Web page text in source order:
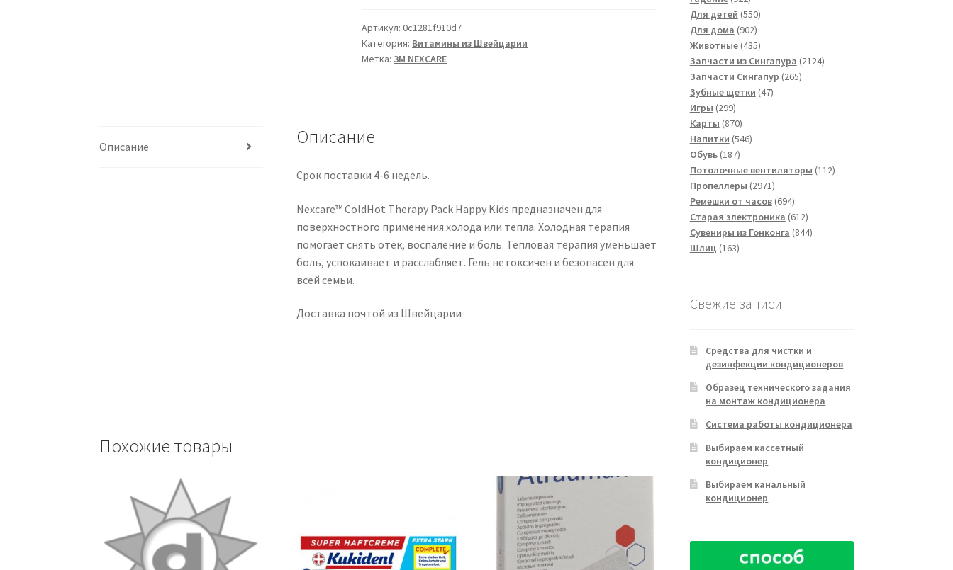
ColdHot
Therapy
Pack
2
Артикул:0c1281f910d7
Категория: Витамины из Швейцарии
Метка: 3M NEXCARE
Описание Описание
Срок поставки 4-6 недель.
Nexcare™ ColdHot Therapy Pack Happy Kids предназначен для
поверхностного применения холода или тепла. Холодная терапия
помогает снять отек, воспаление и боль. Тепловая терапия уменьшает
боль, успокаивает и расслабляет. Гель нетоксичен и безопасен для
всей семьи.
Доставка почтой из Швейцарии
Похожие товары
товара
Для детей 550550
Для дома 902902
товара
Животные 435435
товаров
Запчасти из Сингапура 21242124
Запчасти Сингапур 265265
Зубные щетки 4747
Игры 299299
товаров
Карты 870870
товаров
Напитки 546546
Обувь 187187
товаров
Потолочные вентиляторы 112112
Пропеллеры 29712971
товар
Ремешки от часов 694694
товара
Старая электроника 612612
товаров
Сувениры из Гонконга 844844
Шлиц 163163
Свежие записи
Средства для чистки и
дезинфекции кондиционеров
Образец технического задания
на монтаж кондиционера
Система работы кондиционера
Выбираем кассетный
кондиционер
Выбираем канальный
кондиционер